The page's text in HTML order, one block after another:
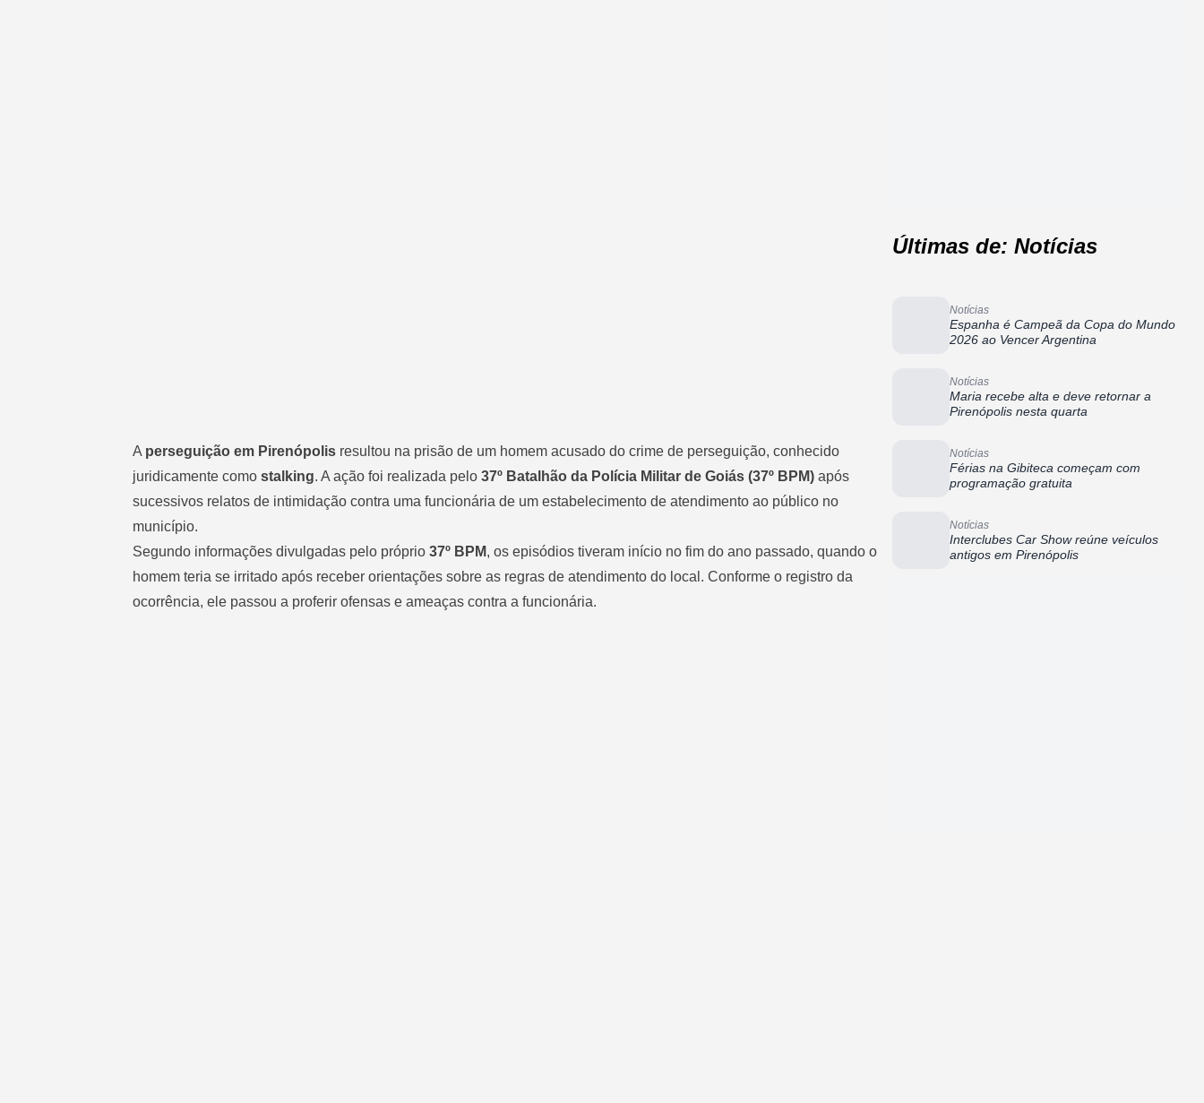
A perseguição em Pirenópolis resultou na prisão de um homem acusado do crime de perseguição, conhecido
juridicamente como stalking. A ação foi realizada pelo 37º Batalhão da Polícia Militar de Goiás (37º BPM) após
sucessivos relatos de intimidação contra uma funcionária de um estabelecimento de atendimento ao público no
município.
Segundo informações divulgadas pelo próprio 37º BPM, os episódios tiveram início no fim do ano passado, quando o
homem teria se irritado após receber orientações sobre as regras de atendimento do local. Conforme o registro da
ocorrência, ele passou a proferir ofensas e ameaças contra a funcionária.
Últimas de: Notícias
Notícias
Espanha é Campeã da Copa do Mundo
2026 ao Vencer Argentina
Notícias
Maria recebe alta e deve retornar a
Pirenópolis nesta quarta
Notícias
Férias na Gibiteca começam com
programação gratuita
Notícias
Interclubes Car Show reúne veículos
antigos em Pirenópolis